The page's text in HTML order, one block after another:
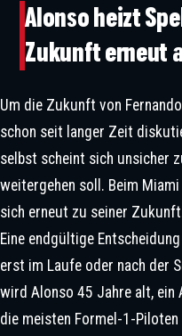
Kalender, TV, Audi: Die
Formel 1
Alonso heizt
Zukunft erneut
Um die Zukunft von
schon seit langer Zeit
selbst scheint sich unsicher
weitergehen soll. Beim
sich erneut zu seiner
Eine endgültige
erst im Laufe oder nach der
wird Alonso 45 Jahre alt, ein
die meisten Formel-1-